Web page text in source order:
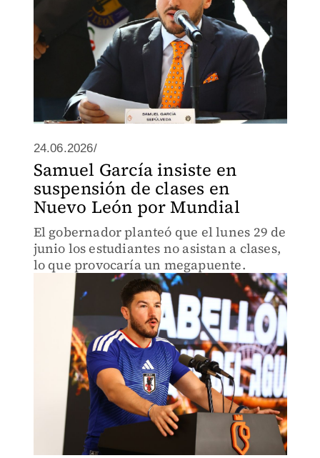
24.06.2026/
Samuel García insiste en
suspensión de clases en
Nuevo León por Mundial
El gobernador planteó que el lunes 29 de
junio los estudiantes no asistan a clases,
lo que provocaría un megapuente.